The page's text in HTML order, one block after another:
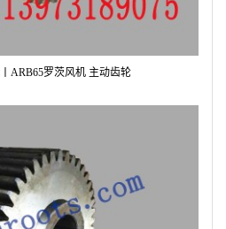
ARB65罗茨风机 主动齿轮